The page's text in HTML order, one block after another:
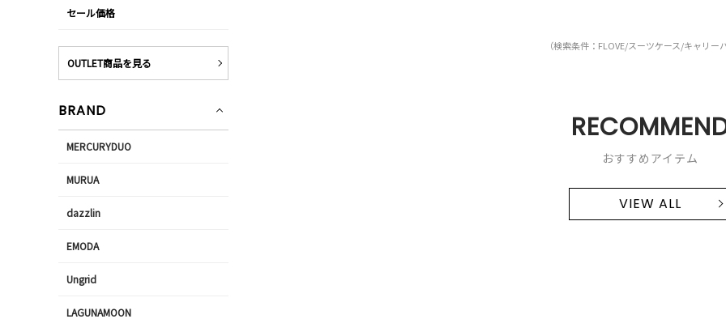
（検索条件：FLOVE/スーツケース/キャリー
おすすめアイテム
VIEW ALL
セール価格
OUTLET商品を見る
BRAND
MERCURYDUO
MURUA
dazzlin
EMODA
Ungrid
LAGUNAMOON